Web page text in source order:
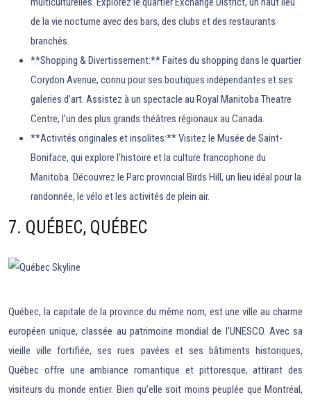
de la vie nocturne avec des bars, des clubs et des restaurants
branchés.
**Shopping & Divertissement:** Faites du shopping dans le quartier
Corydon Avenue, connu pour ses boutiques indépendantes et ses
galeries d’art. Assistez à un spectacle au Royal Manitoba Theatre
Centre, l’un des plus grands théâtres régionaux au Canada.
**Activités originales et insolites:** Visitez le Musée de Saint-
Boniface, qui explore l’histoire et la culture francophone du
Manitoba. Découvrez le Parc provincial Birds Hill, un lieu idéal pour la
randonnée, le vélo et les activités de plein air.
7. QUÉBEC, QUÉBEC
Québec, la capitale de la province du même nom, est une ville au charme
européen unique, classée au patrimoine mondial de l’UNESCO. Avec sa
vieille ville fortifiée, ses rues pavées et ses bâtiments historiques,
Québec offre une ambiance romantique et pittoresque, attirant des
visiteurs du monde entier. Bien qu’elle soit moins peuplée que Montréal,